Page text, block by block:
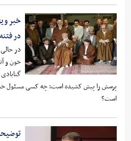
خبر
در
در
خون و
پرسش را پیش کشیده است: چه کسی مسئول
است؟